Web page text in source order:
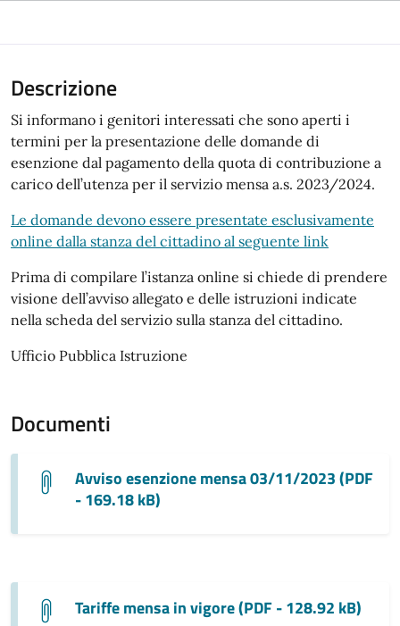
Descrizione
Si informano i genitori interessati che sono aperti i
termini per la presentazione delle domande di
esenzione dal pagamento della quota di contribuzione a
carico dell’utenza per il servizio mensa a.s. 2023/2024.
Le domande devono essere presentate esclusivamente
online dalla stanza del cittadino al seguente link
Prima di compilare l’istanza online si chiede di prendere
visione dell’avviso allegato e delle istruzioni indicate
nella scheda del servizio sulla stanza del cittadino.
Ufficio Pubblica Istruzione
Documenti
Avviso esenzione mensa 03/11/2023 (PDF
- 169.18 kB)
Tariffe mensa in vigore (PDF - 128.92 kB)